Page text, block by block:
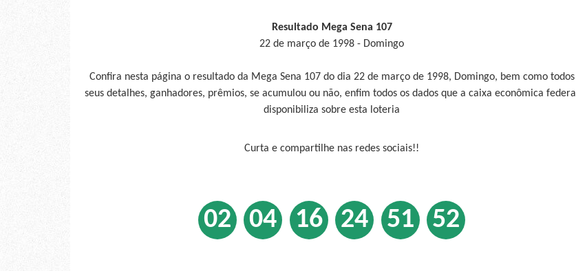
Resultado Mega Sena 107
22 de março de 1998 - Domingo
Confira nesta página o resultado da Mega Sena 107 do dia 22 de março de 1998, Domingo, bem como todos
seus detalhes, ganhadores, prêmios, se acumulou ou não, enfim todos os dados que a caixa econômica federal
disponibiliza sobre esta loteria
Curta e compartilhe nas redes sociais!!
02 04 16 24 51 52